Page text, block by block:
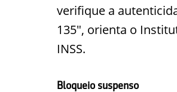
verifique a
135", orienta o
INSS.
Bloqueio suspenso